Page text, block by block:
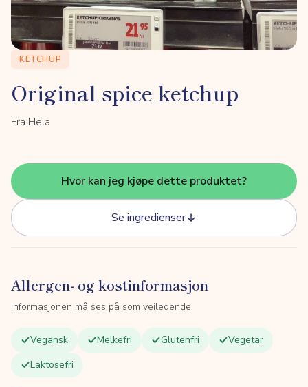
KETCHUP
Original spice ketchup
Fra Hela
Hvor kan jeg kjøpe dette produktet?
Se ingredienser
Allergen- og kostinformasjon
Informasjonen må ses på som veiledende.
Vegansk Melkefri Glutenfri
Vegetar
Laktosefri